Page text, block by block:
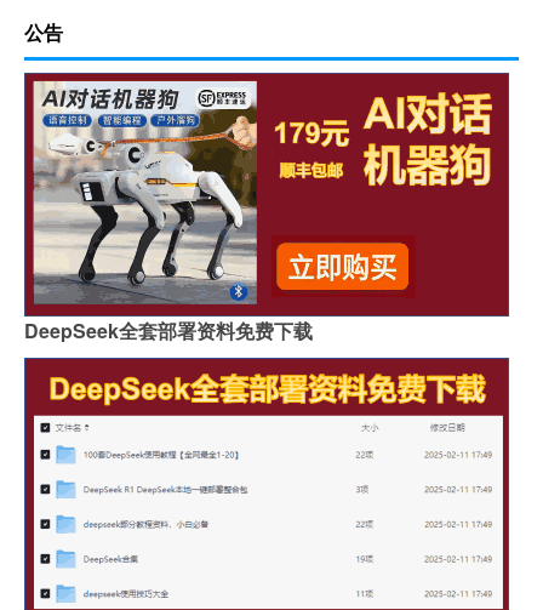
公告
DeepSeek全套部署资料免费下载